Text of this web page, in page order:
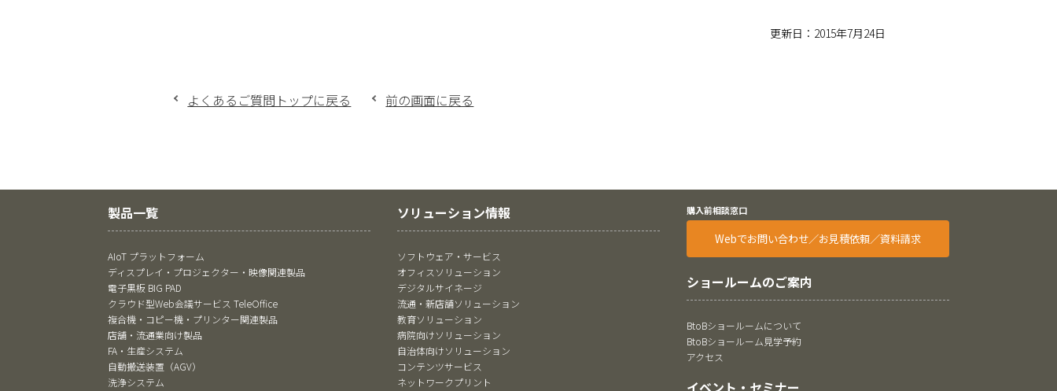
更新日：2015年7月24日
よくあるご質問トップに戻る 前の画面に戻る
製品一覧
AIoT プラットフォーム
ディスプレイ・プロジェクター・映像関連製品
電子黒板 BIG PAD
クラウド型Web会議サービス TeleOffice
複合機・コピー機・プリンター関連製品
店舗・流通業向け製品
FA・生産システム
自動搬送装置（AGV）
洗浄システム
ソリューション情報
ソフトウェア・サービス
オフィスソリューション
デジタルサイネージ
流通・新店舗ソリューション
教育ソリューション
病院向けソリューション
自治体向けソリューション
コンテンツサービス
ネットワークプリント
購入前相談窓口
Webでお問い合わせ／お見積依頼／資料請求
ショールームのご案内
BtoBショールームについて
BtoBショールーム見学予約
アクセス